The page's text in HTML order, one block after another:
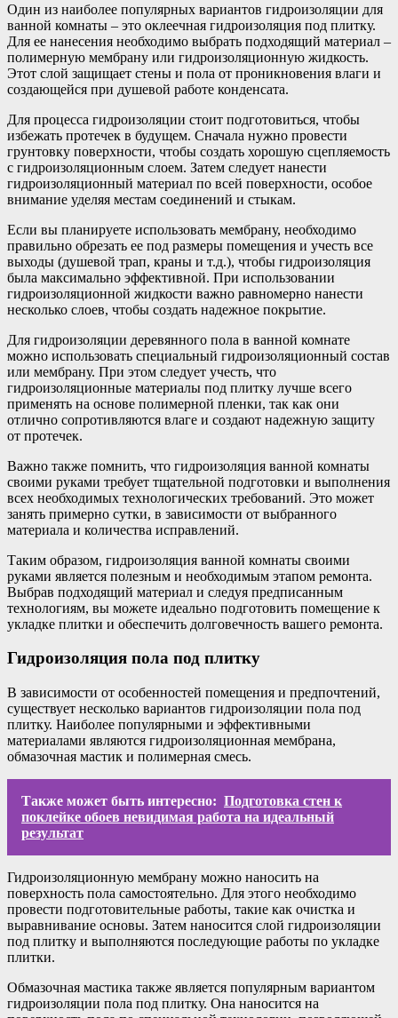
Один из наиболее популярных вариантов гидроизоляции для
ванной комнаты – это оклеечная гидроизоляция под плитку.
Для ее нанесения необходимо выбрать подходящий материал –
полимерную мембрану или гидроизоляционную жидкость.
Этот слой защищает стены и пола от проникновения влаги и
создающейся при душевой работе конденсата.
Для процесса гидроизоляции стоит подготовиться, чтобы
избежать протечек в будущем. Сначала нужно провести
грунтовку поверхности, чтобы создать хорошую сцепляемость
с гидроизоляционным слоем. Затем следует нанести
гидроизоляционный материал по всей поверхности, особое
внимание уделяя местам соединений и стыкам.
Если вы планируете использовать мембрану, необходимо
правильно обрезать ее под размеры помещения и учесть все
выходы (душевой трап, краны и т.д.), чтобы гидроизоляция
была максимально эффективной. При использовании
гидроизоляционной жидкости важно равномерно нанести
несколько слоев, чтобы создать надежное покрытие.
Для гидроизоляции деревянного пола в ванной комнате
можно использовать специальный гидроизоляционный состав
или мембрану. При этом следует учесть, что
гидроизоляционные материалы под плитку лучше всего
применять на основе полимерной пленки, так как они
отлично сопротивляются влаге и создают надежную защиту
от протечек.
Важно также помнить, что гидроизоляция ванной комнаты
своими руками требует тщательной подготовки и выполнения
всех необходимых технологических требований. Это может
занять примерно сутки, в зависимости от выбранного
материала и количества исправлений.
Таким образом, гидроизоляция ванной комнаты своими
руками является полезным и необходимым этапом ремонта.
Выбрав подходящий материал и следуя предписанным
технологиям, вы можете идеально подготовить помещение к
укладке плитки и обеспечить долговечность вашего ремонта.
Гидроизоляция пола под плитку
В зависимости от особенностей помещения и предпочтений,
существует несколько вариантов гидроизоляции пола под
плитку. Наиболее популярными и эффективными
материалами являются гидроизоляционная мембрана,
обмазочная мастик и полимерная смесь.
Также может быть интересно: Подготовка стен к
поклейке обоев невидимая работа на идеальный
результат
Гидроизоляционную мембрану можно наносить на
поверхность пола самостоятельно. Для этого необходимо
провести подготовительные работы, такие как очистка и
выравнивание основы. Затем наносится слой гидроизоляции
под плитку и выполняются последующие работы по укладке
плитки.
Обмазочная мастика также является популярным вариантом
гидроизоляции пола под плитку. Она наносится на